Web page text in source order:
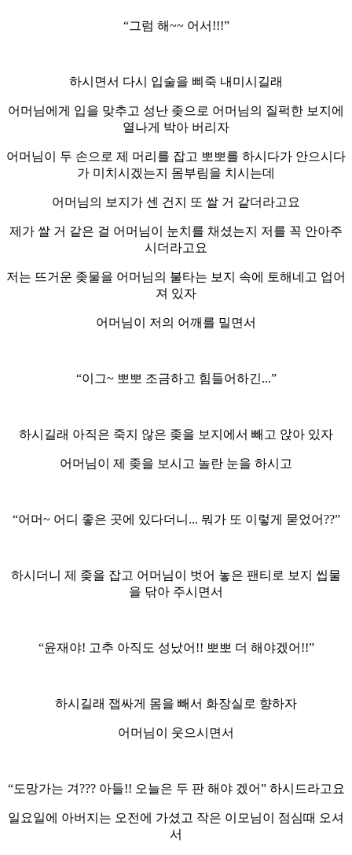
“그럼 해~~ 어서!!!”
하시면서 다시 입술을 삐죽 내미시길래
어머님에게 입을 맞추고 성난 좆으로 어머님의 질퍽한 보지에
열나게 박아 버리자
어머님이 두 손으로 제 머리를 잡고 뽀뽀를 하시다가 안으시다
가 미치시겠는지 몸부림을 치시는데
어머님의 보지가 센 건지 또 쌀 거 같더라고요
제가 쌀 거 같은 걸 어머님이 눈치를 채셨는지 저를 꼭 안아주
시더라고요
저는 뜨거운 좆물을 어머님의 불타는 보지 속에 토해네고 업어
져 있자
어머님이 저의 어깨를 밀면서
“이그~ 뽀뽀 조금하고 힘들어하긴...”
하시길래 아직은 죽지 않은 좆을 보지에서 빼고 앉아 있자
어머님이 제 좆을 보시고 놀란 눈을 하시고
“어머~ 어디 좋은 곳에 있다더니... 뭐가 또 이렇게 묻었어??”
하시더니 제 좆을 잡고 어머님이 벗어 놓은 팬티로 보지 씹물
을 닦아 주시면서
“윤재야! 고추 아직도 성났어!! 뽀뽀 더 해야겠어!!”
하시길래 잽싸게 몸을 빼서 화장실로 향하자
어머님이 웃으시면서
“도망가는 겨??? 아들!! 오늘은 두 판 해야 겠어” 하시드라고요
일요일에 아버지는 오전에 가셨고 작은 이모님이 점심때 오셔
서